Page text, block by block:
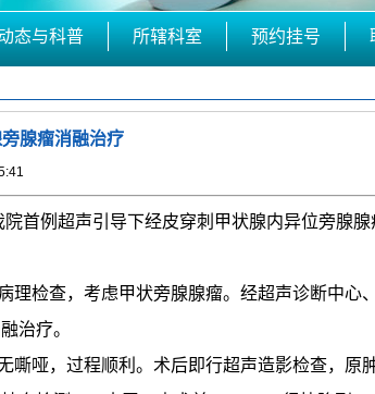
态与科普 所辖科室 预约挂号
腺瘤消融治疗
首例超声引导下经皮穿刺甲状腺内异位旁腺腺
理检查，考虑甲状旁腺腺瘤。经超声诊断中心
治疗。
哑，过程顺利。术后即行超声造影检查，原